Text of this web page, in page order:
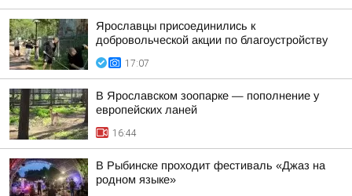
Ярославцы присоединились к
добровольческой акции по благоустройству
17:07
В Ярославском зоопарке — пополнение у
европейских ланей
16:44
В Рыбинске проходит фестиваль «Джаз на
родном языке»